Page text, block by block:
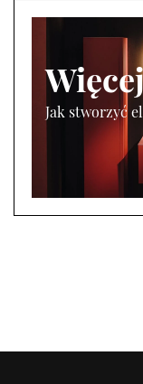
Jak stworzyć